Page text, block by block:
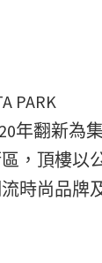
PARK
年翻新為
區，頂樓
流時尚品